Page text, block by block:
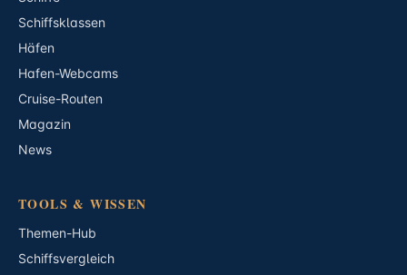
Schiffsklassen
Häfen
Hafen-Webcams
Cruise-Routen
Magazin
News
TOOLS & WISSEN
Themen-Hub
Schiffsvergleich